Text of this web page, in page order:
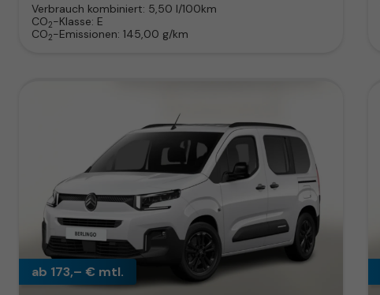
Verbrauch kombiniert: 5,50 l/100km
CO2-Klasse: E
CO2-Emissionen: 145,00 g/km
ab 173,– € mtl.